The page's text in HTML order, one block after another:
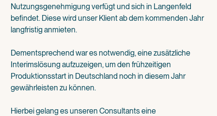
Nutzungsgenehmigung verfügt und sich in Langenfeld
befindet. Diese wird unser Klient ab dem kommenden Jahr
langfristig anmieten.
Dementsprechend war es notwendig, eine zusätzliche
Interimslösung aufzuzeigen, um den frühzeitigen
Produktionsstart in Deutschland noch in diesem Jahr
gewährleisten zu können.
Hierbei gelang es unseren Consultants eine